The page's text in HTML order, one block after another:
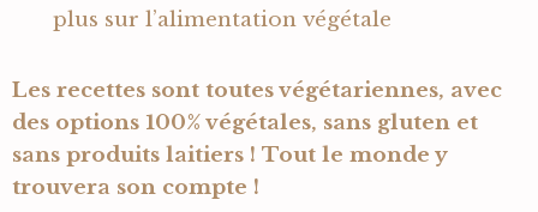
plus sur l’alimentation végétale
Les recettes sont toutes végétariennes, avec
des options 100% végétales, sans gluten et
sans produits laitiers ! Tout le monde y
trouvera son compte !